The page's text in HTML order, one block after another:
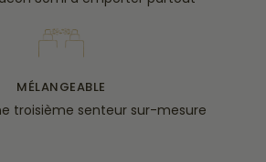
MÉLANGEABLE
troisième senteur sur-mesure